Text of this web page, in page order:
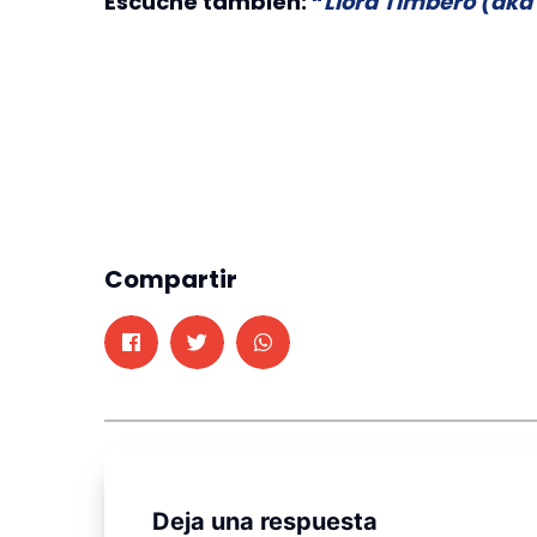
Compartir
Deja una respuesta